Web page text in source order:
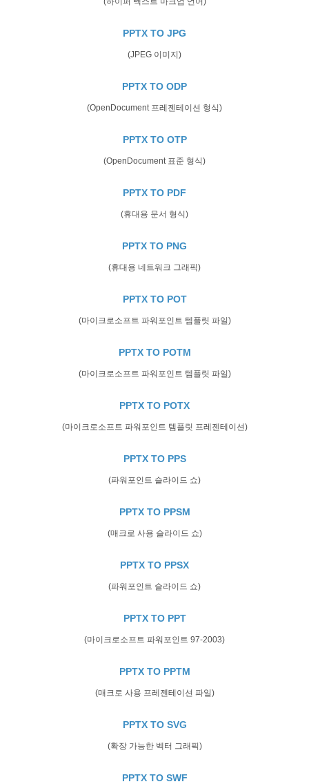
PPTX TO JPG
(JPEG 이미지)
PPTX TO ODP
(OpenDocument 프레젠테이션 형식)
PPTX TO OTP
(OpenDocument 표준 형식)
PPTX TO PDF
(휴대용 문서 형식)
PPTX TO PNG
(휴대용 네트워크 그래픽)
PPTX TO POT
(마이크로소프트 파워포인트 템플릿 파일)
PPTX TO POTM
(마이크로소프트 파워포인트 템플릿 파일)
PPTX TO POTX
(마이크로소프트 파워포인트 템플릿 프레젠테이션)
PPTX TO PPS
(파워포인트 슬라이드 쇼)
PPTX TO PPSM
(매크로 사용 슬라이드 쇼)
PPTX TO PPSX
(파워포인트 슬라이드 쇼)
PPTX TO PPT
(마이크로소프트 파워포인트 97-2003)
PPTX TO PPTM
(매크로 사용 프레젠테이션 파일)
PPTX TO SVG
(확장 가능한 벡터 그래픽)
PPTX TO SWF